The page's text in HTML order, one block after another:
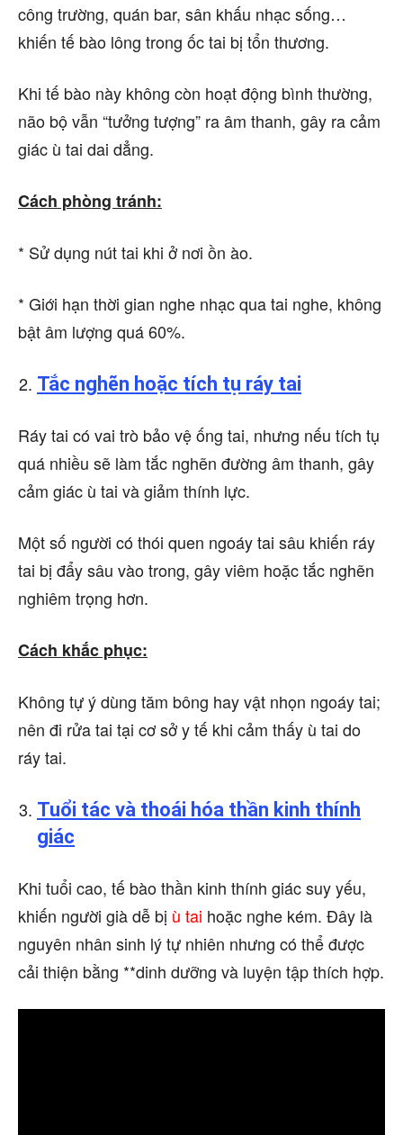
công trường, quán bar, sân khấu nhạc sống…
khiến tế bào lông trong ốc tai bị tổn thương.
Khi tế bào này không còn hoạt động bình thường,
não bộ vẫn “tưởng tượng” ra âm thanh, gây ra cảm
giác ù tai dai dẳng.
Cách phòng tránh:
* Sử dụng nút tai khi ở nơi ồn ào.
* Giới hạn thời gian nghe nhạc qua tai nghe, không
bật âm lượng quá 60%.
Tắc nghẽn hoặc tích tụ ráy tai
Ráy tai có vai trò bảo vệ ống tai, nhưng nếu tích tụ
quá nhiều sẽ làm tắc nghẽn đường âm thanh, gây
cảm giác ù tai và giảm thính lực.
Một số người có thói quen ngoáy tai sâu khiến ráy
tai bị đẩy sâu vào trong, gây viêm hoặc tắc nghẽn
nghiêm trọng hơn.
Cách khắc phục:
Không tự ý dùng tăm bông hay vật nhọn ngoáy tai;
nên đi rửa tai tại cơ sở y tế khi cảm thấy ù tai do
ráy tai.
Tuổi tác và thoái hóa thần kinh thính
giác
Khi tuổi cao, tế bào thần kinh thính giác suy yếu,
khiến người già dễ bị ù tai hoặc nghe kém. Đây là
nguyên nhân sinh lý tự nhiên nhưng có thể được
cải thiện bằng **dinh dưỡng và luyện tập thích hợp.